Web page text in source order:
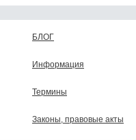
БЛОГ
Информация
Термины
Законы, правовые акты